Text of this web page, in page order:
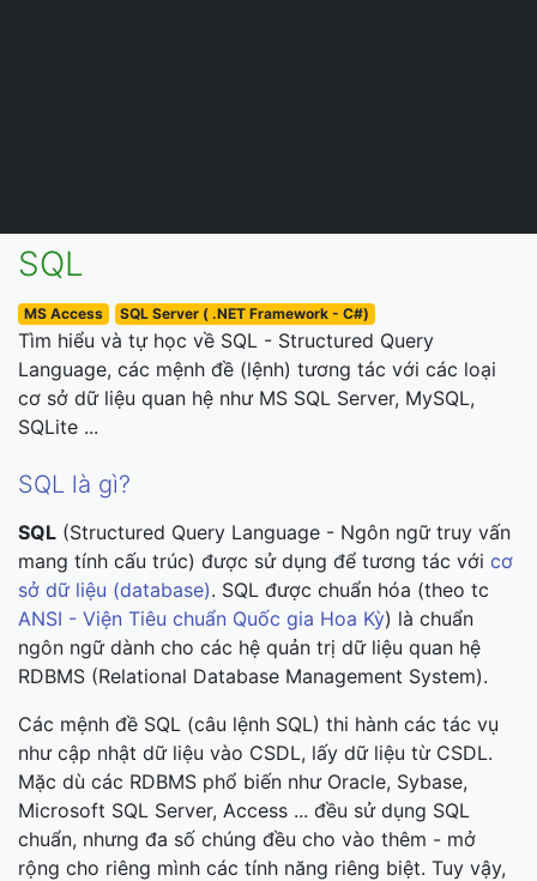
SQL
MS Access SQL Server ( .NET Framework - C#)
Tìm hiểu và tự học về SQL - Structured Query
Language, các mệnh đề (lệnh) tương tác với các loại
cơ sở dữ liệu quan hệ như MS SQL Server, MySQL,
SQLite ...
SQL là gì?
SQL (Structured Query Language - Ngôn ngữ truy vấn
mang tính cấu trúc) được sử dụng để tương tác với cơ
sở dữ liệu (database). SQL được chuẩn hóa (theo tc
ANSI - Viện Tiêu chuẩn Quốc gia Hoa Kỳ) là chuẩn
ngôn ngữ dành cho các hệ quản trị dữ liệu quan hệ
RDBMS (Relational Database Management System).
Các mệnh đề SQL (câu lệnh SQL) thi hành các tác vụ
như cập nhật dữ liệu vào CSDL, lấy dữ liệu từ CSDL.
Mặc dù các RDBMS phổ biến như Oracle, Sybase,
Microsoft SQL Server, Access ... đều sử dụng SQL
chuẩn, nhưng đa số chúng đều cho vào thêm - mở
rộng cho riêng mình các tính năng riêng biệt. Tuy vậy,